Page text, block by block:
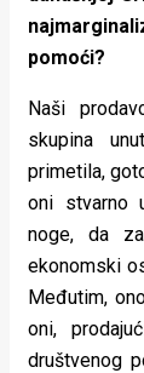
pomoći?
Naši
skupina
primetila,
oni stvarno
noge, da
ekonomski
Međutim,
oni,
društvenog